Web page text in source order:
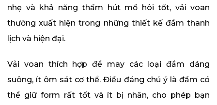
nhẹ và khả năng thấm hút mồ hôi tốt, vải voan
thường xuất hiện trong những thiết kế đầm thanh
lịch và hiện đại.
Vải voan thích hợp để may các loại đầm dáng
suông, ít ôm sát cơ thể. Điều đáng chú ý là đầm có
thể giữ form rất tốt và ít bị nhăn, cho phép bạn